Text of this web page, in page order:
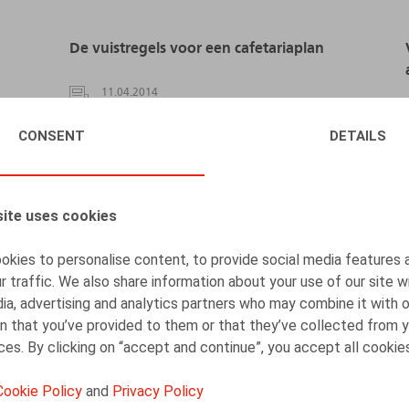
CONSENT DETAILS
uses cookies
to personalise content, to provide social media features
traffic. We also share information about your use of our site
advertising and analytics partners who may combine it with
that you’ve provided to them or that they’ve collected from
By clicking on “accept and continue”, you accept all
Policy and Privacy Policy
De vuistregels voor een cafetariaplan
11.04.2014
READ MORE
Flexibel werken? Maak duidelijke